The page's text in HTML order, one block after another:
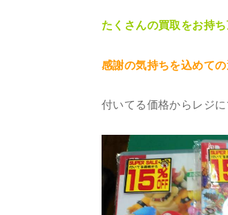
たくさんの買取をお持
感謝の気持ちを込めて
付いてる価格からレジ